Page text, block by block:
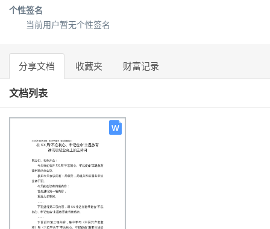
个性签名
当前用户暂无个性签名
分享文档 收藏夹 财富记录
文档列表